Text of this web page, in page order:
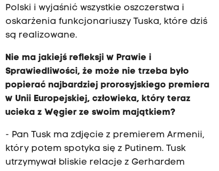
Polski i wyjaśnić wszystkie oszczerstwa i
oskarżenia funkcjonariuszy Tuska, które dziś
są realizowane.
Nie ma jakiejś refleksji w Prawie i
Sprawiedliwości, że może nie trzeba było
popierać najbardziej prorosyjskiego premiera
w Unii Europejskiej, człowieka, który teraz
ucieka z Węgier ze swoim majątkiem?
- Pan Tusk ma zdjęcie z premierem Armenii,
który potem spotyka się z Putinem. Tusk
utrzymywał bliskie relacje z Gerhardem